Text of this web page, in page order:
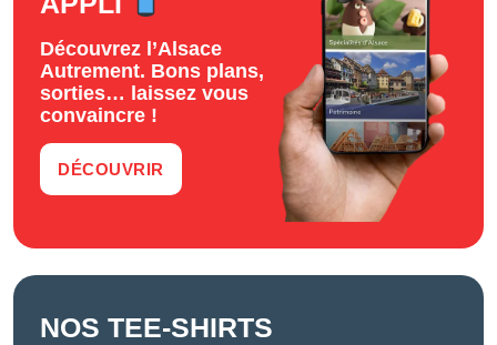
Découvrez l’Alsace
Autrement. Bons plans,
sorties… laissez vous
convaincre !
DÉCOUVRIR
NOS TEE-SHIRTS